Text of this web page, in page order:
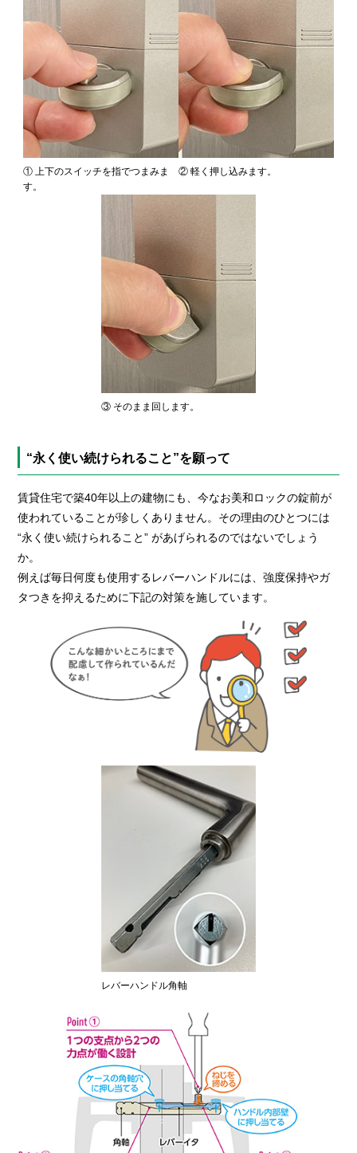
① 上下のスイッチを指でつまみま
す。
② 軽く押し込みます。
③ そのまま回します。
“永く使い続けられること”を願って
賃貸住宅で築40年以上の建物にも、今なお美和ロックの錠前が
使われていることが珍しくありません。その理由のひとつには
“永く使い続けられること” があげられるのではないでしょう
か。
例えば毎日何度も使用するレバーハンドルには、強度保持やガ
タつきを抑えるために下記の対策を施しています。
レバーハンドル角軸